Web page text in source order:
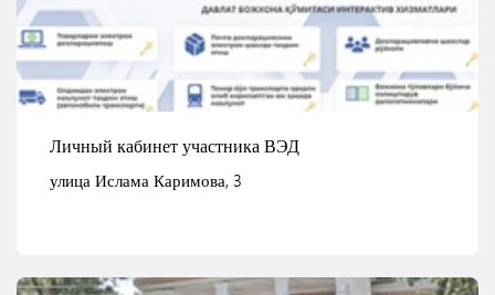
Смотреть детали
Личный кабинет участника ВЭД
улица Ислама Каримова, 3